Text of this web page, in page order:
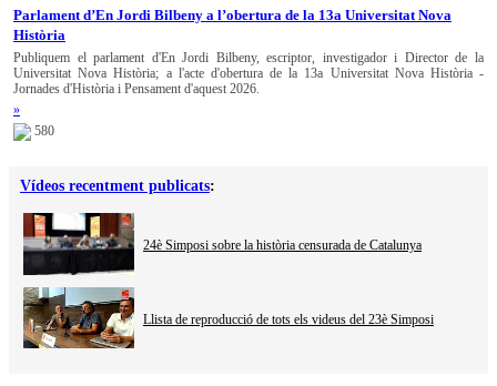
Parlament d’En Jordi Bilbeny a l’obertura de la 13a Universitat Nova
Història
Publiquem el parlament d'En Jordi Bilbeny, escriptor, investigador i Director de la
Universitat Nova Història; a l'acte d'obertura de la 13a Universitat Nova Història -
Jornades d'Història i Pensament d'aquest 2026.
»
580
Vídeos recentment publicats:
24è Simposi sobre la història censurada de Catalunya
Llista de reproducció de tots els videus del 23è Simposi